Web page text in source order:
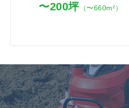
〜200坪（〜660m²）